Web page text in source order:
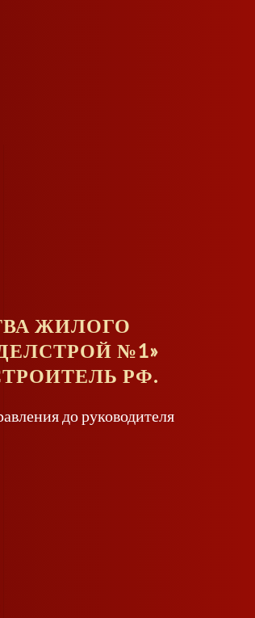
ЖИЛОГО
№1»
РФ.
до руководителя